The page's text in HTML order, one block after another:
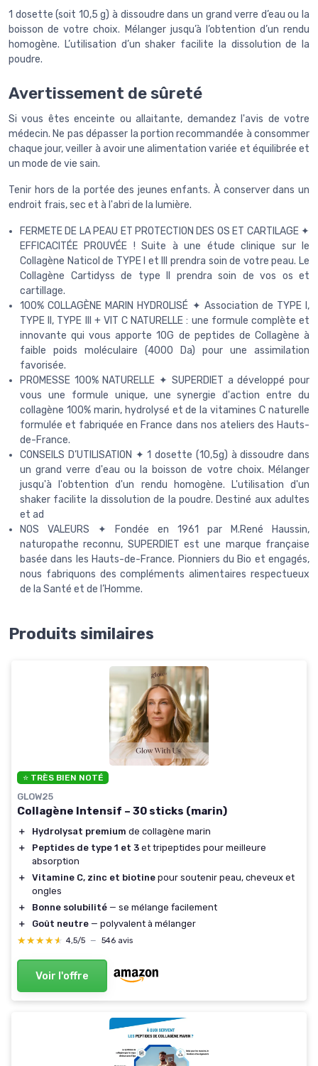
1 dosette (soit 10,5 g) à dissoudre dans un grand verre d’eau ou la
boisson de votre choix. Mélanger jusqu’à l’obtention d’un rendu
homogène. L’utilisation d’un shaker facilite la dissolution de la
poudre.
Avertissement de sûreté
Si vous êtes enceinte ou allaitante, demandez l'avis de votre
médecin. Ne pas dépasser la portion recommandée à consommer
chaque jour, veiller à avoir une alimentation variée et équilibrée et
un mode de vie sain.
Tenir hors de la portée des jeunes enfants. À conserver dans un
endroit frais, sec et à l'abri de la lumière.
FERMETE DE LA PEAU ET PROTECTION DES OS ET CARTILAGE ✦
EFFICACITÉE PROUVÉE ! Suite à une étude clinique sur le
Collagène Naticol de TYPE I et III prendra soin de votre peau. Le
Collagène Cartidyss de type II prendra soin de vos os et
cartillage.
100% COLLAGÈNE MARIN HYDROLISÉ ✦ Association de TYPE I,
TYPE II, TYPE III + VIT C NATURELLE : une formule complète et
innovante qui vous apporte 10G de peptides de Collagène à
faible poids moléculaire (4000 Da) pour une assimilation
favorisée.
PROMESSE 100% NATURELLE ✦ SUPERDIET a développé pour
vous une formule unique, une synergie d'action entre du
collagène 100% marin, hydrolysé et de la vitamines C naturelle
formulée et fabriquée en France dans nos ateliers des Hauts-
de-France.
CONSEILS D’UTILISATION ✦ 1 dosette (10,5g) à dissoudre dans
un grand verre d'eau ou la boisson de votre choix. Mélanger
jusqu'à l'obtention d'un rendu homogène. L'utilisation d'un
shaker facilite la dissolution de la poudre. Destiné aux adultes
et ad
NOS VALEURS ✦ Fondée en 1961 par M.René Haussin,
naturopathe reconnu, SUPERDIET est une marque française
basée dans les Hauts-de-France. Pionniers du Bio et engagés,
nous fabriquons des compléments alimentaires respectueux
de la Santé et de l’Homme.
Produits similaires
⭐ TRÈS BIEN NOTÉ
GLOW25
Collagène Intensif – 30 sticks (marin)
＋ Hydrolysat premium de collagène marin
＋
Peptides de type 1 et 3 et tripeptides pour meilleure
absorption
＋
Vitamine C, zinc et biotine pour soutenir peau, cheveux et
ongles
＋
Bonne solubilité — se mélange facilement
＋
Goût neutre — polyvalent à mélanger
★★★★★
★★★★★ 4,5/5 — 546 avis
Voir l'offre